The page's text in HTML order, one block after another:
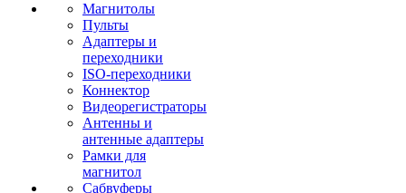
Магнитолы
Пульты
Адаптеры и
переходники
ISO-переходники
Коннектор
Видеорегистраторы
Антенны и
антенные адаптеры
Рамки для
магнитол
Сабвуферы